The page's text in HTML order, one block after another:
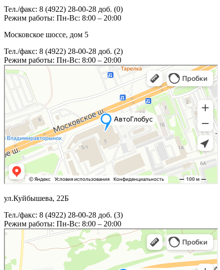
Тел./факс: 8 (4922) 28-00-28 доб. (0)
Режим работы: Пн-Вс: 8:00 – 20:00
Московское шоссе, дом 5
Тел./факс: 8 (4922) 28-00-28 доб. (2)
Режим работы: Пн-Вс: 8:00 – 20:00
ул.Куйбышева, 22Б
Тел./факс: 8 (4922) 28-00-28 доб. (3)
Режим работы: Пн-Вс: 8:00 – 20:00